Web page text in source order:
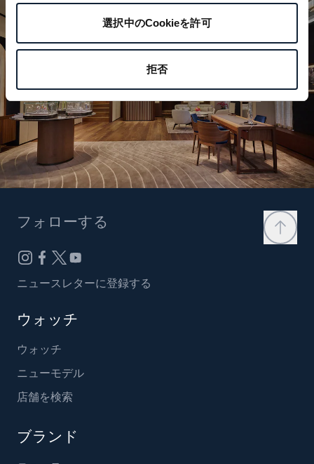
選択中のCookieを許可
拒否
フォローする
ニュースレターに登録する
ウォッチ
ウォッチ
ニューモデル
店舗を検索
ブランド